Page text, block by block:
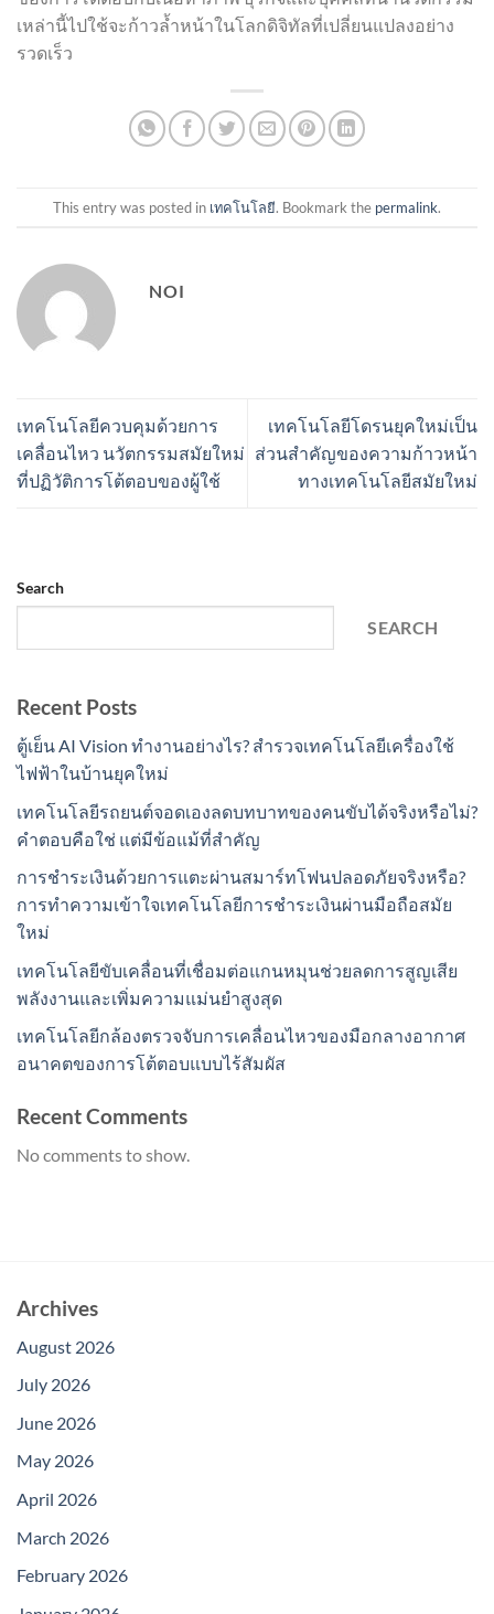
เหล่านี้ไปใช้จะก้าวล้ำหน้าในโลกดิจิทัลที่เปลี่ยนแปลงอย่าง
รวดเร็ว
This entry was posted in เทคโนโลยี. Bookmark the permalink.
NOI
เทคโนโลยีควบคุมด้วยการ
เคลื่อนไหว นวัตกรรมสมัยใหม่
ที่ปฏิวัติการโต้ตอบของผู้ใช้
เทคโนโลยีโดรนยุคใหม่เป็น
ส่วนสำคัญของความก้าวหน้า
ทางเทคโนโลยีสมัยใหม่
Search
SEARCH
Recent Posts
ตู้เย็น AI Vision ทำงานอย่างไร? สำรวจเทคโนโลยีเครื่องใช้
ไฟฟ้าในบ้านยุคใหม่
เทคโนโลยีรถยนต์จอดเองลดบทบาทของคนขับได้จริงหรือไม่?
คำตอบคือใช่ แต่มีข้อแม้ที่สำคัญ
การชำระเงินด้วยการแตะผ่านสมาร์ทโฟนปลอดภัยจริงหรือ?
การทำความเข้าใจเทคโนโลยีการชำระเงินผ่านมือถือสมัย
ใหม่
เทคโนโลยีขับเคลื่อนที่เชื่อมต่อแกนหมุนช่วยลดการสูญเสีย
พลังงานและเพิ่มความแม่นยำสูงสุด
เทคโนโลยีกล้องตรวจจับการเคลื่อนไหวของมือกลางอากาศ
อนาคตของการโต้ตอบแบบไร้สัมผัส
Recent Comments
No comments to show.
Archives
August 2026
July 2026
June 2026
May 2026
April 2026
March 2026
February 2026